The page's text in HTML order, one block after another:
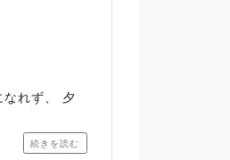
なれず、 夕
続きを読む